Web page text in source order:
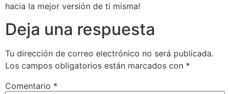
hacia la mejor versión de ti misma!
Deja una respuesta
Tu dirección de correo electrónico no será publicada.
Los campos obligatorios están marcados con *
Comentario *